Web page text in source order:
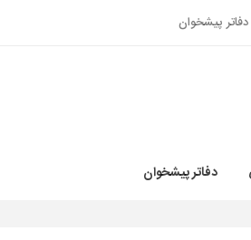
دفاتر پیشخوان
دفاتر پیشخوان